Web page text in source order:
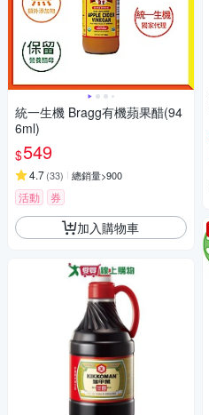
統一生機 Bragg有機蘋果醋(94
6ml)
$549
4.7(33) 總銷量>900
活動 券
加入購物車